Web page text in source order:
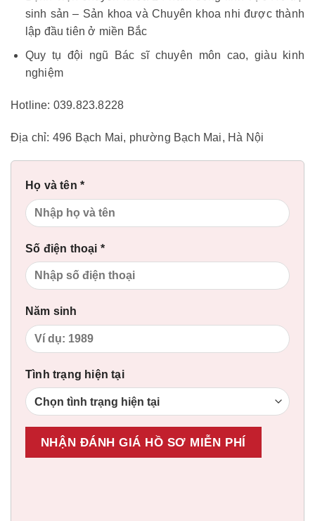
sinh sản – Sản khoa và Chuyên khoa nhi được thành
lập đầu tiên ở miền Bắc
Quy tụ đội ngũ Bác sĩ chuyên môn cao, giàu kinh
nghiệm
Hotline: 039.823.8228
Địa chỉ: 496 Bạch Mai, phường Bạch Mai, Hà Nội
Họ và tên *
Số điện thoại *
Năm sinh
Tình trạng hiện tại